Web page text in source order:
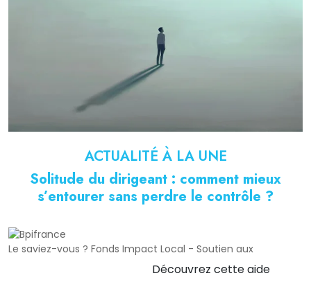
ACTUALITÉ À LA UNE
Solitude du dirigeant : comment mieux
s’entourer sans perdre le contrôle ?
Le saviez-vous ? Fonds Impact Local - Soutien aux
Découvrez cette aide